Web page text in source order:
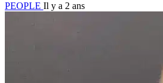
PEOPLE Il y a 2 ans